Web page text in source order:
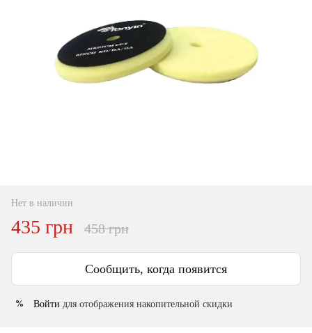
Нет в наличии
435 грн 458 грн
Сообщить, когда появится
% Войти для отображения накопительной скидки